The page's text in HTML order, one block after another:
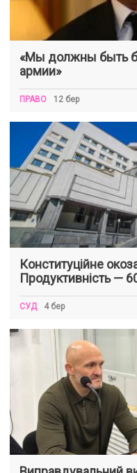
«Мы должны быть
армии»
ПРАВО 12 бер
Конституційне
Продуктивність —
СУД 4 бер